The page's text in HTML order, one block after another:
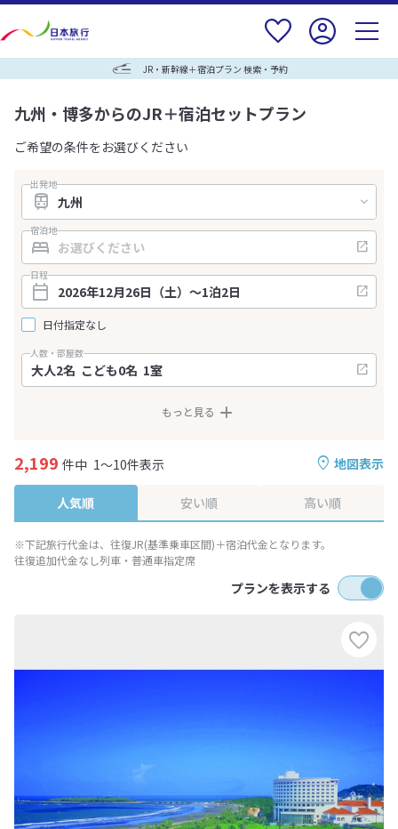
JR・新幹線＋宿泊プラン 検索・予約
九州・博多からのJR＋宿泊セットプラン
ご希望の条件をお選びください
出発地
宿泊地
日程
日付指定なし
人数・部屋数
もっと見る
地図表示
2,199 件中 1～10件表示
人気順 安い順 高い順
※下記旅行代金は、往復JR(基準乗車区間)＋宿泊代金となります。
往復追加代金なし列車・普通車指定席
プランを表示する